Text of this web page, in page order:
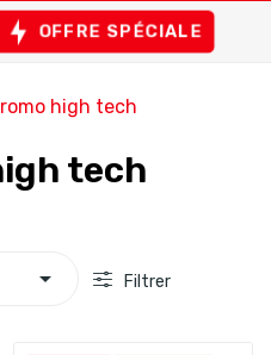
OFFRE SPÉCIALE
high tech
tech
 Filtrer